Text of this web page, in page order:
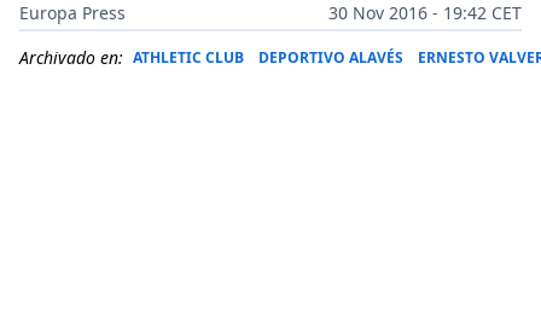
Europa Press
30 Nov 2016 - 19:42 CET
Archivado en: ATHLETIC CLUB DEPORTIVO ALAVÉS ERNESTO